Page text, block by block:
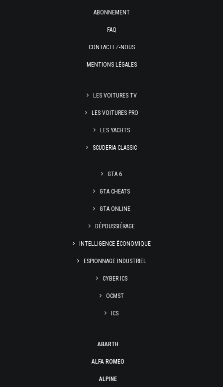
ABONNEMENT
FAQ
CONTACTEZ-NOUS
MENTIONS LÉGALES
LES VOITURES TV
LES VOITURES PRO
LES YACHTS
SCUDERIA CLASSIC
GTA 6
GTA CHEATS
GTA ONLINE
DÉPOUSSIÉRAGE
INTELLIGENCE ÉCONOMIQUE
ESPIONNAGE INDUSTRIEL
CYBER ICS
OCMST
ICS
ABARTH
ALFA ROMEO
ALPINE